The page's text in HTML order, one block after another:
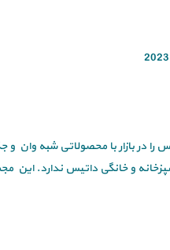
را در بازار با محصولاتی شبه
و خانگی داتیس ندارد. این